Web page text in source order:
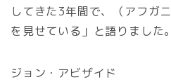
してきた3年間で、（アフガ
を見せている」と語りました。
ジョン・アビザイド